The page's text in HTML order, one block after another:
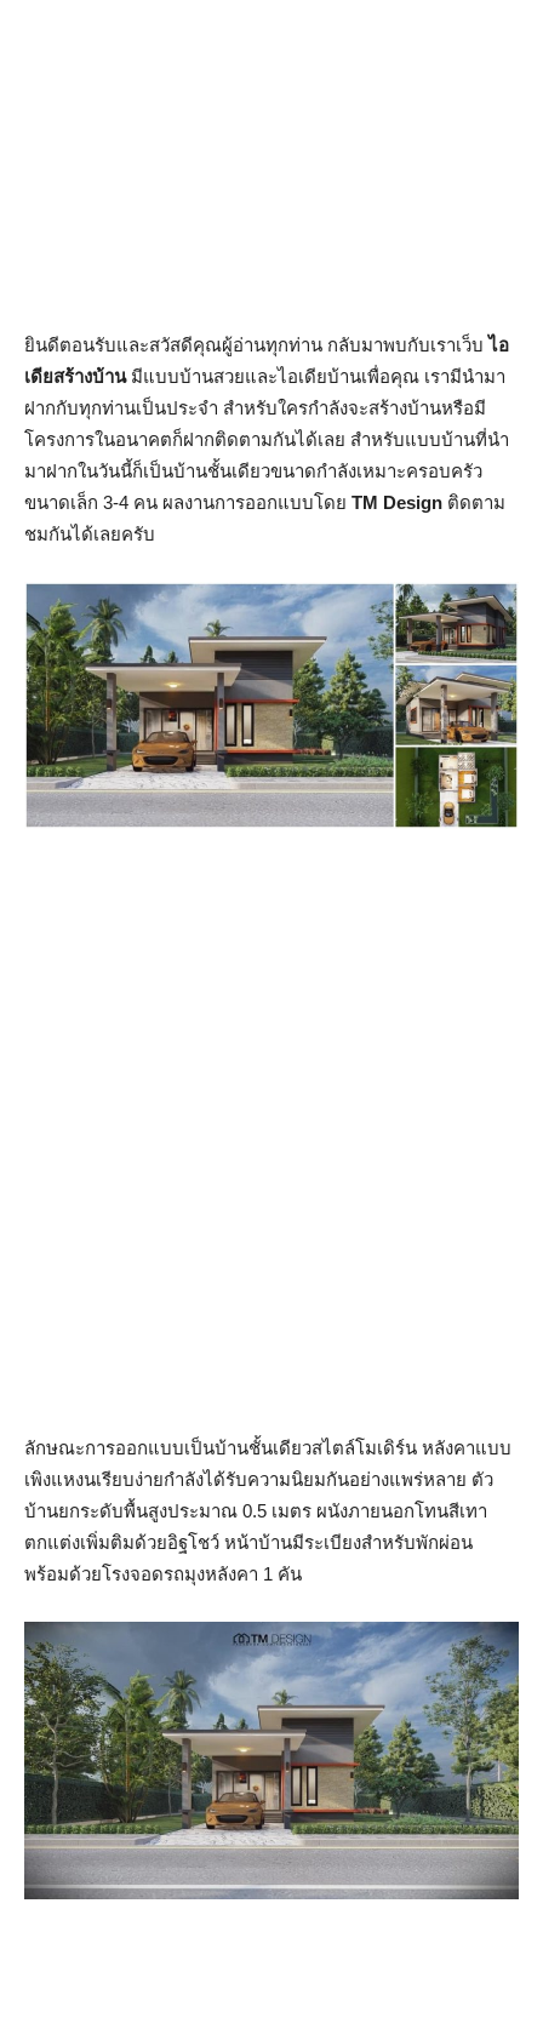
ยินดีตอนรับและสวัสดีคุณผู้อ่านทุกท่าน กลับมาพบกับเราเว็บไอ
เดียสร้างบ้านมีแบบบ้านสวยและไอเดียบ้านเพื่อคุณ เรามีนำมา
ฝากกับทุกท่านเป็นประจำ สำหรับใครกำลังจะสร้างบ้านหรือมี
โครงการในอนาคตก็ฝากติดตามกันได้เลย สำหรับแบบบ้านที่นำ
มาฝากในวันนี้ก็เป็นบ้านชั้นเดียวขนาดกำลังเหมาะครอบครัว
ขนาดเล็ก 3-4 คน ผลงานการออกแบบโดย TM Design ติดตาม
ชมกันได้เลยครับ
ลักษณะการออกแบบเป็นบ้านชั้นเดียวสไตล์โมเดิร์น หลังคาแบบ
เพิงแหงนเรียบง่ายกำลังได้รับความนิยมกันอย่างแพร่หลาย ตัว
บ้านยกระดับพื้นสูงประมาณ 0.5 เมตร ผนังภายนอกโทนสีเทา
ตกแต่งเพิ่มติมด้วยอิฐโชว์ หน้าบ้านมีระเบียงสำหรับพักผ่อน
พร้อมด้วยโรงจอดรถมุงหลังคา 1 คัน